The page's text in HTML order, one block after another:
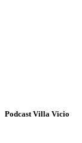
Podcast Villa Vicio